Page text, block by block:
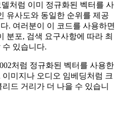
처럼 이미 정규화된 벡터를 사
유사도와 동일한 순위를 제공
. 여러분이 이 코드를 사용하면
분포, 검색 요구사항에 따라 최
있습니다.
처럼 정규화된 벡터를 사용한
미지나 오디오 임베딩처럼 크
드 거리가 더 나을 수 있습니